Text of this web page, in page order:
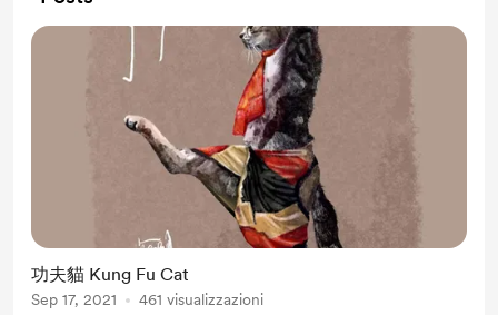
功夫貓 Kung Fu Cat
Sep 17, 2021 461 visualizzazioni